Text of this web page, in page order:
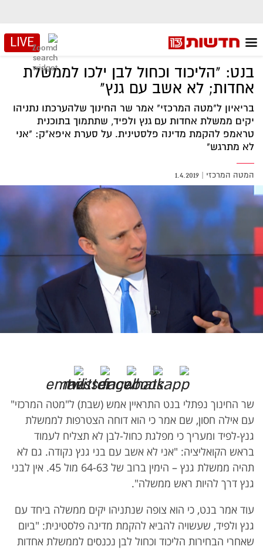
LIVE
בנט: "הליכוד וכחול לבן ילכו לממשלת
אחדות; לא אשב עם גנץ"
בריאיון ל"מטה המרכזי" אמר שר החינוך שלהערכתו נתניהו
יקים ממשלת אחדות עם גנץ ולפיד, שתתמוך בתוכנית
טראמפ להקמת מדינה פלסטינית. על סערת איפא"ק: "אני
לא מתרגש"
המטה המרכזי |
1.4.2019
שר החינוך נפתלי בנט התראיין אמש (שבת) ל"מטה המרכזי"
עם אילה חסון, שם אמר כי הוא דוחה הצטרפות לממשלת
גנץ-לפיד ומעריך כי מפלגת כחול-לבן לא תצליח לעמוד
בראש הקואליציה: "אני לא אשב עם בני גנץ נקודה. גם לא
תהיה ממשלת גנץ – הימין ברוב של 64-63 מול 45. אין לבני
גנץ דרך להיות ראש ממשלה".
עוד אמר בנט, כי הוא צופה שנתניהו יקים ממשלה ביחד עם
גנץ ולפיד, שעשויה להביא להקמת מדינה פלסטינית: "ביום
שאחרי הבחירות הליכוד וכחול לבן נכנסים לממשלת אחדות